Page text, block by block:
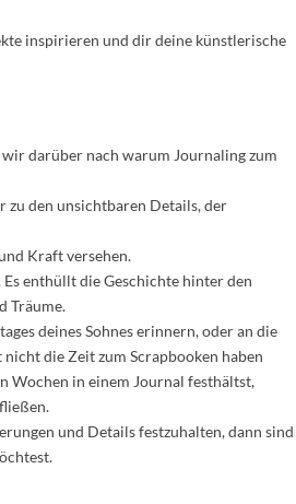
inspirieren und dir deine künstlerische
darüber nach warum Journaling zum
zu den unsichtbaren Details, der
Kraft versehen.
enthüllt die Geschichte hinter den
Träume.
deines Sohnes erinnern, oder an die
die Zeit zum Scrapbooken haben
Wochen in einem Journal festhältst,
und Details festzuhalten, dann sind